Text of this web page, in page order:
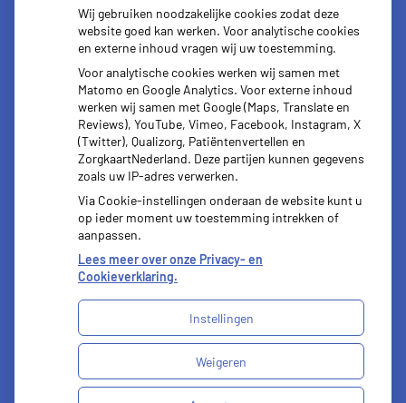
Herhaal
recepten
Anticonceptie
middelen
Vragen
stellen
Uw Zorg Online|Beheer
Bezoek
onze
facebook
Privacy verklaring Cookie-instellingen
Wij gebruiken noodzakelijke cookies zodat deze
website goed kan werken. Voor analytische cookies
en externe inhoud vragen wij uw toestemming.
Voor analytische cookies werken wij samen met
Matomo en Google Analytics. Voor externe inhoud
werken wij samen met Google (Maps, Translate en
Reviews), YouTube, Vimeo, Facebook, Instagram, X
(Twitter), Qualizorg, Patiëntenvertellen en
ZorgkaartNederland. Deze partijen kunnen gegevens
zoals uw IP-adres verwerken.
Via Cookie-instellingen onderaan de website kunt u
op ieder moment uw toestemming intrekken of
aanpassen.
Lees meer over onze Privacy- en
Cookieverklaring.
Instellingen
Weigeren